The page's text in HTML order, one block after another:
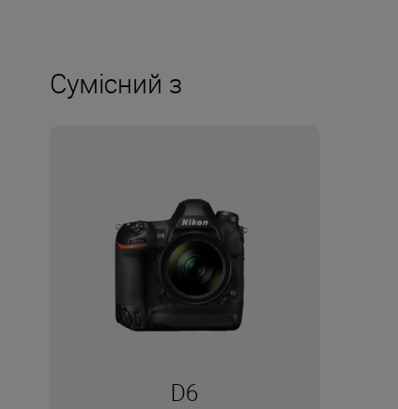
Сумісний з
D6